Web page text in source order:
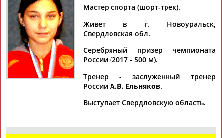
Аслаудин
АБАЕВ
Елена
АБАИМОВА
АБАКУМОВА
АБАЛАКИНА
Тамилла
АБАСОВА
Рамазан
АБАЧАРАЕВ
Ростом
АБАШИДЗЕ
Шорт-трекМастер спорта (шорт-трек).
Живет в г. Новоуральск,
Свердловская обл.
Серебряный призер чемпионата
России (2017 - 500 м).
Тренер - заслуженный тренер
России А.В. Ельняков.
Выступает Свердловскую область.